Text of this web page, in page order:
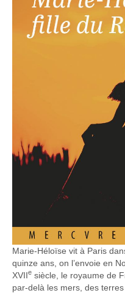
Marie-Héloïse vit à Paris
quinze ans, on l’envoie en
XVIIe siècle, le royaume de
par-delà les mers, des